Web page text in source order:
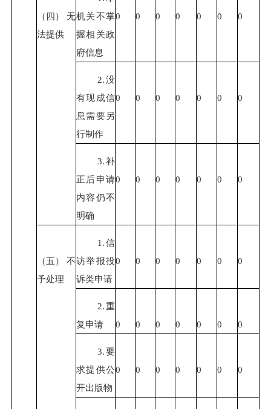
（四） 无
法提供
机关不掌
握相关政
府信息
0 0 0 0 0 0 0
2.没
有现成信
息需要另
行制作
0 0 0 0 0 0 0
3.补
正后申请
内容仍不
明确
0 0 0 0 0 0 0
（五） 不
予处理
1.信
访举报投
诉类申请
0 0 0 0 0 0 0
2.重
复申请
0 0 0 0 0 0 0
3.要
求提供公
开出版物
0 0 0 0 0 0 0